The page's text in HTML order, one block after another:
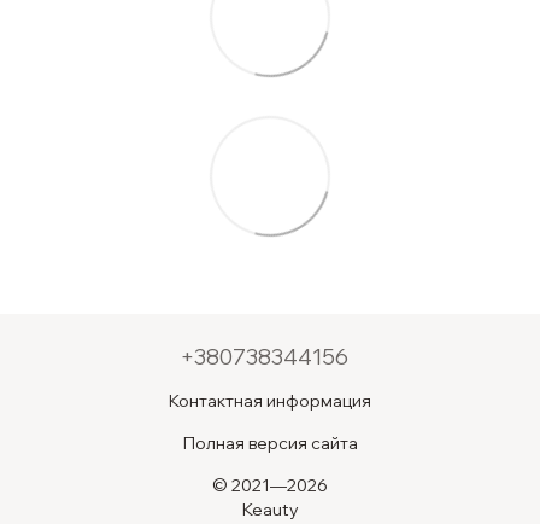
+380738344156
Контактная информация
Полная версия сайта
© 2021—2026
Keauty